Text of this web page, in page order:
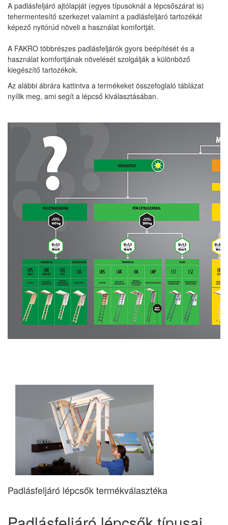
A padlásfeljáró ajtólapját (egyes típusoknál a lépcsőszárat is)
tehermentesítő szerkezet valamint a padlásfeljáró tartozékát
képező nyitórúd növeli a használat komfortját.
A FAKRO többrészes padlásfeljárók gyors beépítését és a
használat komfortjának növelését szolgálják a különböző
kiegészítő tartozékok.
Az alábbi ábrára kattintva a termékeket összefoglaló táblázat
nyílik meg, ami segít a lépcső kiválasztásában.
Padlásfeljáró lépcsők termékválasztéka